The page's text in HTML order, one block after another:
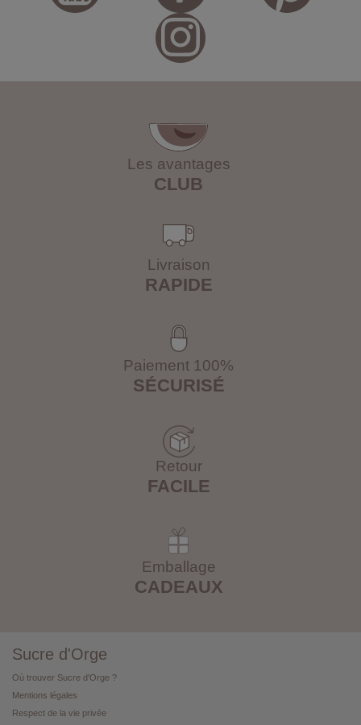
Les avantages
CLUB
Livraison
RAPIDE
Paiement 100%
SÉCURISÉ
Retour
FACILE
Emballage
CADEAUX
Sucre d'Orge
Où trouver Sucre d'Orge ?
Mentions légales
Respect de la vie privée